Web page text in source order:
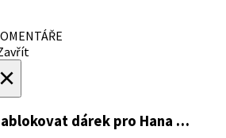
dárek pro Hana …